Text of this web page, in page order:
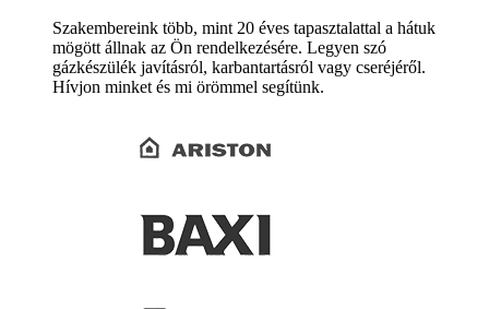
Szakembereink több, mint 20 éves tapasztalattal a hátuk
mögött állnak az Ön rendelkezésére. Legyen szó
gázkészülék javításról, karbantartásról vagy cseréjéről.
Hívjon minket és mi örömmel segítünk.